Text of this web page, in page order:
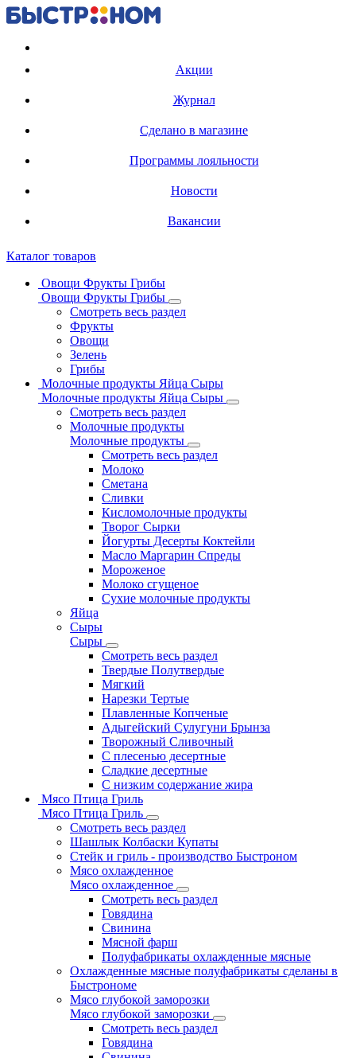
Акции
Журнал
Сделано в магазине
Программы лояльности
Новости
Вакансии
Каталог товаров
Овощи Фрукты Грибы
Овощи Фрукты Грибы
Смотреть весь раздел
Фрукты
Овощи
Зелень
Грибы
Молочные продукты Яйца Сыры
Молочные продукты Яйца Сыры
Смотреть весь раздел
Молочные продукты
Молочные продукты
Смотреть весь раздел
Молоко
Сметана
Сливки
Кисломолочные продукты
Творог Сырки
Йогурты Десерты Коктейли
Масло Маргарин Спреды
Мороженое
Молоко сгущеное
Сухие молочные продукты
Яйца
Сыры
Сыры
Смотреть весь раздел
Твердые Полутвердые
Мягкий
Нарезки Тертые
Плавленные Копченые
Адыгейский Сулугуни Брынза
Творожный Сливочный
С плесенью десертные
Сладкие десертные
С низким содержание жира
Мясо Птица Гриль
Мясо Птица Гриль
Смотреть весь раздел
Шашлык Колбаски Купаты
Стейк и гриль - производство Быстроном
Мясо охлажденное
Мясо охлажденное
Смотреть весь раздел
Говядина
Свинина
Мясной фарш
Полуфабрикаты охлажденные мясные
Охлажденные мясные полуфабрикаты сделаны в
Быстрономе
Мясо глубокой заморозки
Мясо глубокой заморозки
Смотреть весь раздел
Говядина